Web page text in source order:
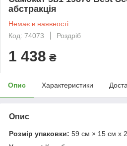
абстракція
Немає в наявності
Код: 74073
Роздріб
1 438 ₴
Опис Характеристики
Опис
Розмір упаковки: 59 см × 15 см x